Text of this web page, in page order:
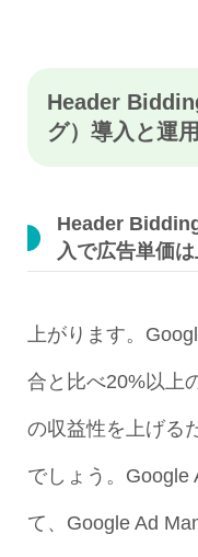
Header
グ）導入と運用
Header
入で広告単価
上がります。
合と比べ20%以上
の収益性を上げる
でしょう。Google
て、Google Ad